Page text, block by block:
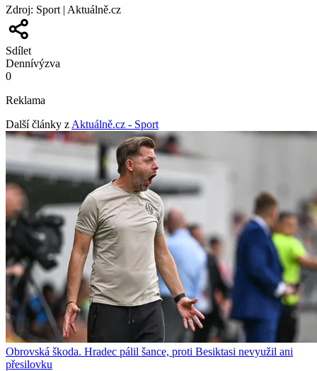
Zdroj: Sport | Aktuálně.cz
Sdílet
Dennívýzva
0
Reklama
Další články z Aktuálně.cz - Sport
Obrovská škoda. Hradec pálil šance, proti Besiktasi nevyužil ani
přesilovku